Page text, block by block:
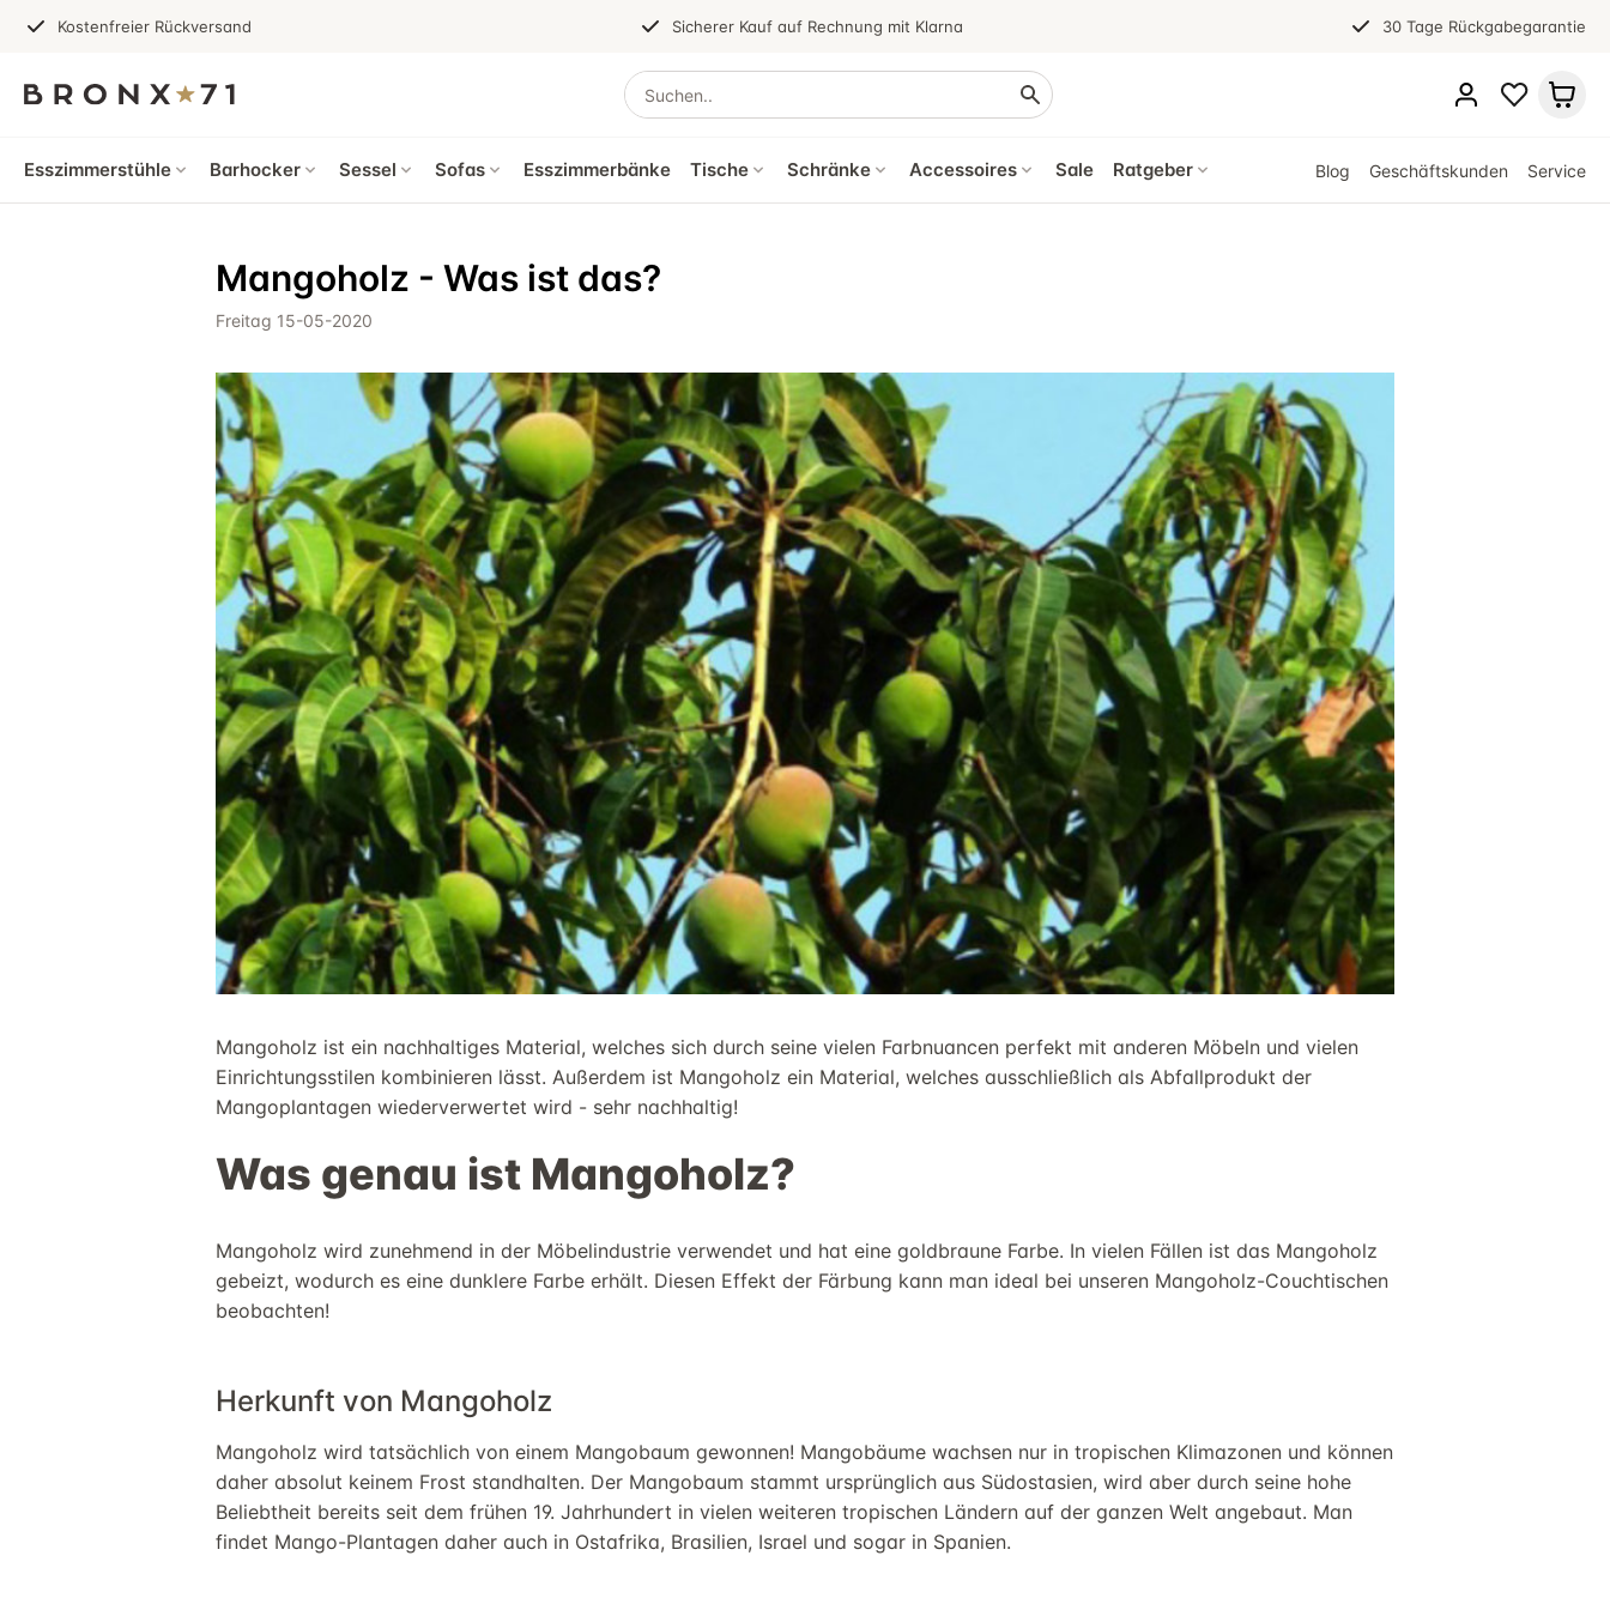
Kostenfreier Rückversand Sicherer Kauf auf Rechnung mit Klarna 30 Tage Rückgabegarantie
Esszimmerstühle Barhocker Sessel Sofas Esszimmerbänke Tische Schränke Accessoires Sale Ratgeber Blog Geschäftskunden Service
Mangoholz - Was ist das?
Freitag 15-05-2020
Mangoholz ist ein nachhaltiges Material, welches sich durch seine vielen Farbnuancen perfekt mit anderen Möbeln und vielen
Einrichtungsstilen kombinieren lässt. Außerdem ist Mangoholz ein Material, welches ausschließlich als Abfallprodukt der
Mangoplantagen wiederverwertet wird - sehr nachhaltig!
Was genau ist Mangoholz?
Mangoholz wird zunehmend in der Möbelindustrie verwendet und hat eine goldbraune Farbe. In vielen Fällen ist das Mangoholz
gebeizt, wodurch es eine dunklere Farbe erhält. Diesen Effekt der Färbung kann man ideal bei unseren Mangoholz-Couchtischen
beobachten!
Herkunft von Mangoholz
Mangoholz wird tatsächlich von einem Mangobaum gewonnen! Mangobäume wachsen nur in tropischen Klimazonen und können
daher absolut keinem Frost standhalten. Der Mangobaum stammt ursprünglich aus Südostasien, wird aber durch seine hohe
Beliebtheit bereits seit dem frühen 19. Jahrhundert in vielen weiteren tropischen Ländern auf der ganzen Welt angebaut. Man
findet Mango-Plantagen daher auch in Ostafrika, Brasilien, Israel und sogar in Spanien.